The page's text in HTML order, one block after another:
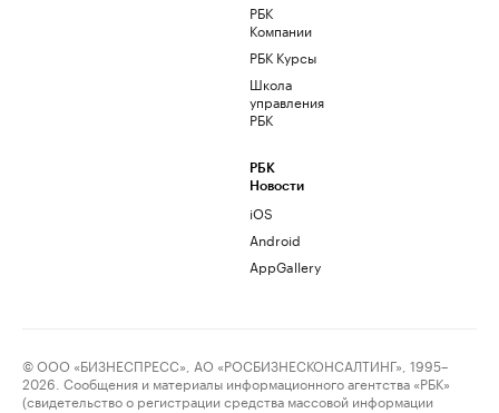
РБК
Компании
РБК Курсы
Школа
управления
РБК
РБК
Новости
iOS
Android
AppGallery
© ООО «БИЗНЕСПРЕСС», АО «РОСБИЗНЕСКОНСАЛТИНГ», 1995–
2026. Сообщения и материалы информационного агентства «РБК»
(свидетельство о регистрации средства массовой информации